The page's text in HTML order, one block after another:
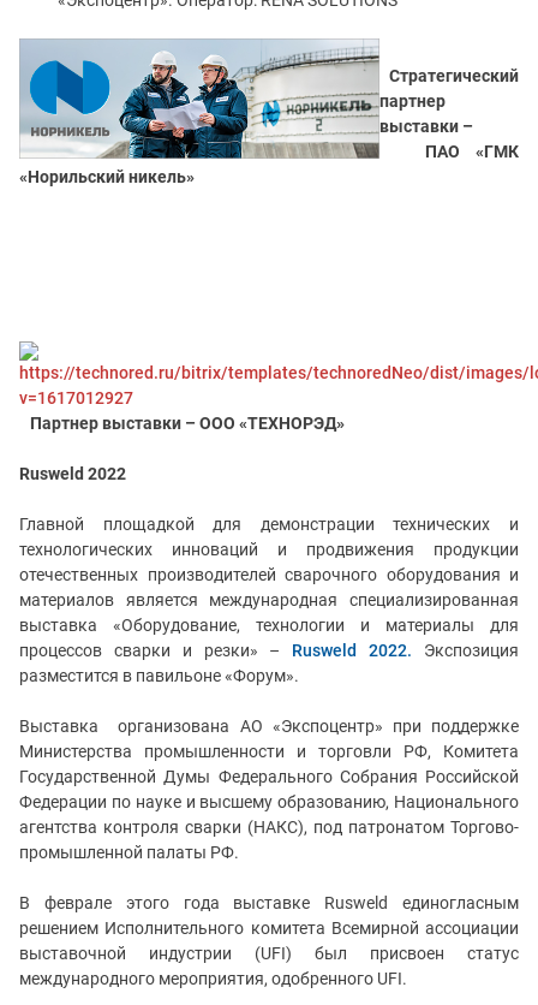
Стратегический
партнер
выставки –
ПАО «ГМК
«Норильский никель»
Партнер выставки – ООО «ТЕХНОРЭД»
Rusweld 2022
Главной площадкой для демонстрации технических и
технологических инноваций и продвижения продукции
отечественных производителей сварочного оборудования и
материалов является международная специализированная
выставка «Оборудование, технологии и материалы для
процессов сварки и резки» –
Rusweld 2022. Экспозиция
разместится в павильоне «Форум».
Выставка организована АО «Экспоцентр» при поддержке
Министерства промышленности и торговли РФ, Комитета
Государственной Думы Федерального Собрания Российской
Федерации по науке и высшему образованию, Национального
агентства контроля сварки (НАКС), под патронатом Торгово-
промышленной палаты РФ.
В феврале этого года выставке Rusweld единогласным
решением Исполнительного комитета Всемирной ассоциации
выставочной индустрии (UFI) был присвоен статус
международного мероприятия, одобренного UFI.